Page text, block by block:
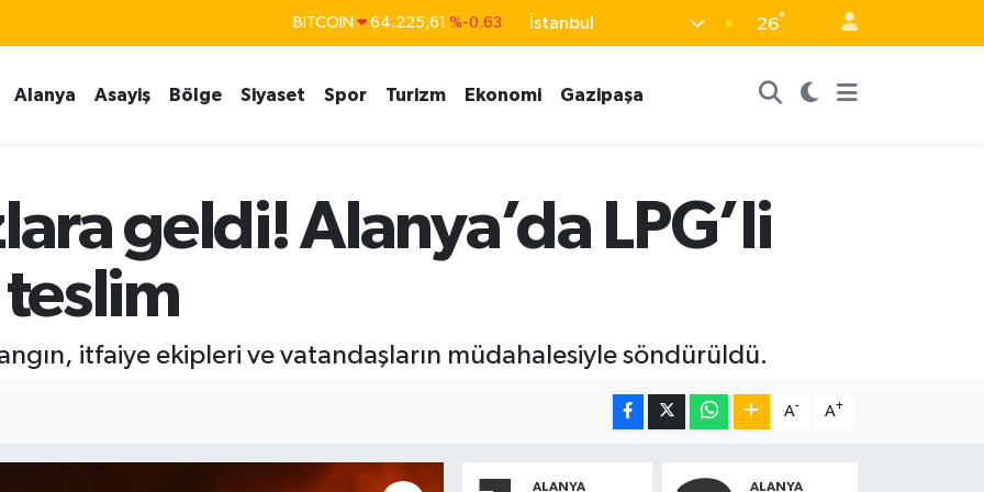
BITCOIN 64.225,61 %-0.63
EURO 55,0317 %-0.02
BİST100 13.799 %70
İstanbul 26°
Alanya Asayiş Bölge Siyaset Spor Turizm Ekonomi Gazipaşa
geldi! Alanya’da LPG’li
itfaiye ekipleri ve vatandaşların müdahalesiyle söndürüldü.
A- A+
ALANYA ALANYA